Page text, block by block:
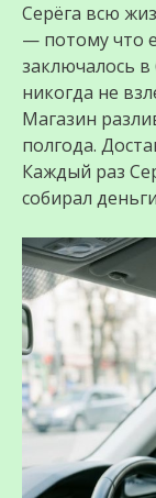
Серёга всю
— потому что
заключалось
никогда не
Магазин
полгода.
Каждый раз
собирал